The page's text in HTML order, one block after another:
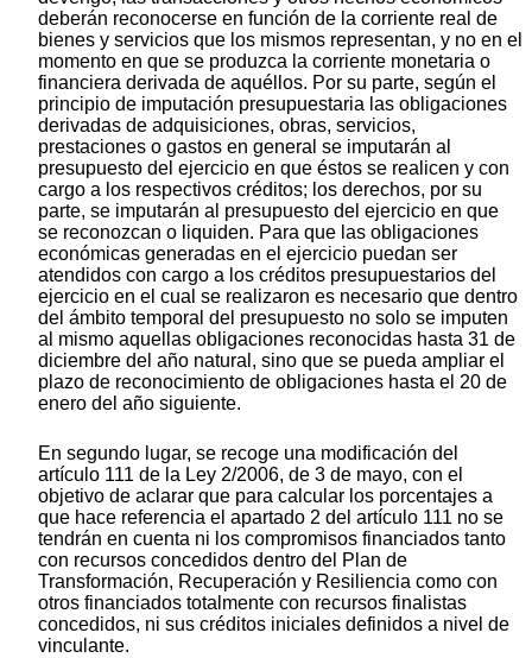
deberán reconocerse en función de la corriente real de
bienes y servicios que los mismos representan, y no en el
momento en que se produzca la corriente monetaria o
financiera derivada de aquéllos. Por su parte, según el
principio de imputación presupuestaria las obligaciones
derivadas de adquisiciones, obras, servicios,
prestaciones o gastos en general se imputarán al
presupuesto del ejercicio en que éstos se realicen y con
cargo a los respectivos créditos; los derechos, por su
parte, se imputarán al presupuesto del ejercicio en que
se reconozcan o liquiden. Para que las obligaciones
económicas generadas en el ejercicio puedan ser
atendidos con cargo a los créditos presupuestarios del
ejercicio en el cual se realizaron es necesario que dentro
del ámbito temporal del presupuesto no solo se imputen
al mismo aquellas obligaciones reconocidas hasta 31 de
diciembre del año natural, sino que se pueda ampliar el
plazo de reconocimiento de obligaciones hasta el 20 de
enero del año siguiente.
En segundo lugar, se recoge una modificación del
artículo 111 de la Ley 2/2006, de 3 de mayo, con el
objetivo de aclarar que para calcular los porcentajes a
que hace referencia el apartado 2 del artículo 111 no se
tendrán en cuenta ni los compromisos financiados tanto
con recursos concedidos dentro del Plan de
Transformación, Recuperación y Resiliencia como con
otros financiados totalmente con recursos finalistas
concedidos, ni sus créditos iniciales definidos a nivel de
vinculante.